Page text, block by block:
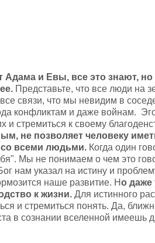
Адама и Евы, все это знают, но
Представьте, что все люди на
связи, что мы невидим в
конфликтам и даже войнам.
и стремиться к своему
не позволяет человеку
всеми людьми. Когда один
Мы не понимаем о чем это
нам указал на истину и
наше развитие. Но даже
к жизни. Для истинного
и стремиться понять. Да,
в сознании вселенной имеешь д